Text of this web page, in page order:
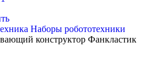
Наборы робототехники
конструктор Фанкластик